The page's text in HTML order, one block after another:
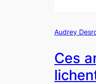
Audrey
Ces